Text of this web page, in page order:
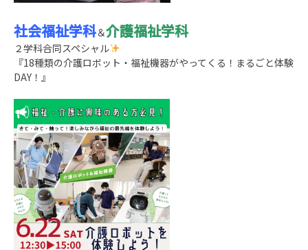
社会福祉学科＆介護福祉学科
２学科合同スペシャル
『18種類の介護ロボット・福祉機器がやってくる！まるごと体験
DAY！』